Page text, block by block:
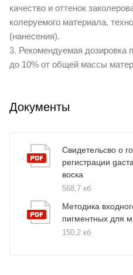
качество и оттенок
колеруемого материала,
(нанесения).
3. Рекомендуемая дозировка
до 10% от общей массы
Документы
Свидетельсво о
регистрации
воска
568,7 кб
Методика
пигментных для
150,2 кб